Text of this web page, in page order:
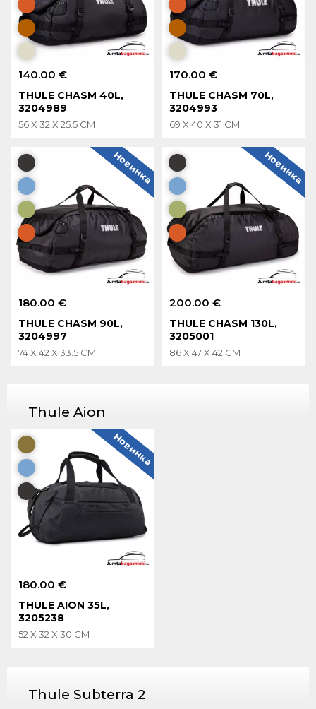
140.00 €
THULE CHASM 40L,
3204989
56 X 32 X 25.5 CM
170.00 €
THULE CHASM 70L,
3204993
69 X 40 X 31 CM
180.00 €
THULE CHASM 90L,
3204997
74 X 42 X 33.5 CM
Новинка
200.00 €
THULE CHASM 130L,
3205001
86 X 47 X 42 CM
Новинка
Thule Aion
180.00 €
THULE AION 35L,
3205238
52 X 32 X 30 CM
Новинка
Thule Subterra 2